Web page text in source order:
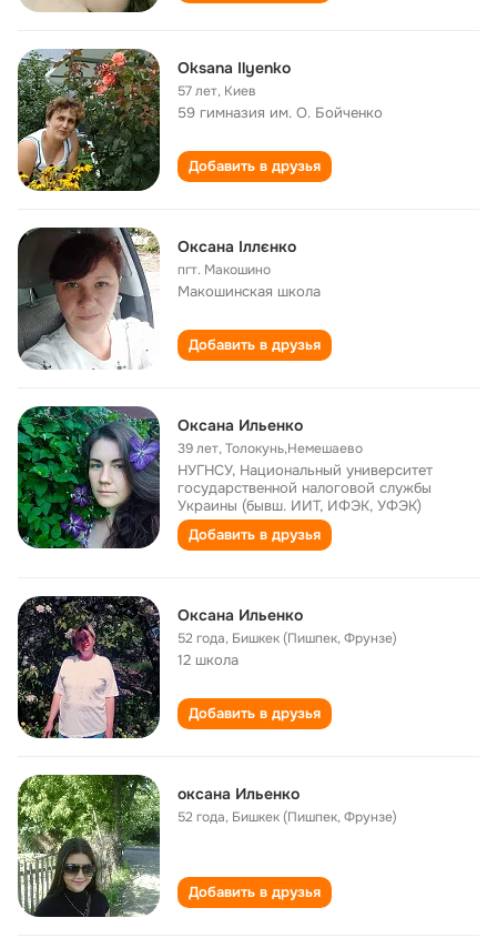
Oksana Ilyenko
57 лет, Kиев
59 гимназия им. О. Бойченко
Добавить в друзья
Оксана Іллєнко
пгт. Макошино
Макошинская школа
Добавить в друзья
Оксана Ильенко
39 лет,Толокунь,Немешаево
НУГНСУ, Национальный университет
государственной налоговой службы
Украины (бывш. ИИТ, ИФЭК, УФЭК)
Добавить в друзья
Оксана Ильенко
52 года, Бишкек (Пишпек, Фрунзе)
12 школа
Добавить в друзья
оксана Ильенко
52 года, Бишкек (Пишпек, Фрунзе)
Добавить в друзья